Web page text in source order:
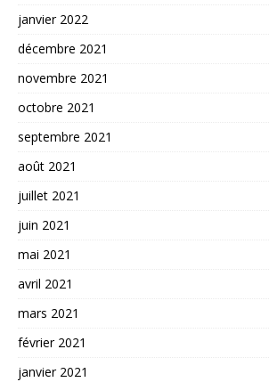
janvier 2022
décembre 2021
novembre 2021
octobre 2021
septembre 2021
août 2021
juillet 2021
juin 2021
mai 2021
avril 2021
mars 2021
février 2021
janvier 2021